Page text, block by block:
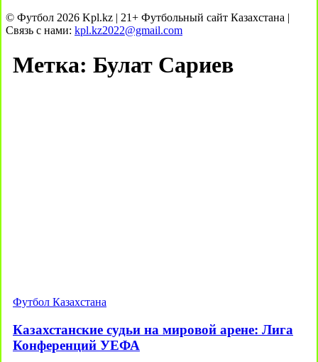
© Футбол 2026 Kpl.kz | 21+ Футбольный сайт Казахстана |
Связь с нами: kpl.kz2022@gmail.com
Метка: Булат Сариев
Футбол Казахстана
Казахстанские судьи на мировой арене: Лига
Конференций УЕФА